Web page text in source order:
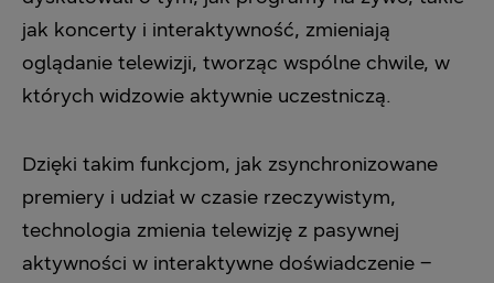
jak koncerty i interaktywność, zmieniają
oglądanie telewizji, tworząc wspólne chwile, w
których widzowie aktywnie uczestniczą.
Dzięki takim funkcjom, jak zsynchronizowane
premiery i udział w czasie rzeczywistym,
technologia zmienia telewizję z pasywnej
aktywności w interaktywne doświadczenie –